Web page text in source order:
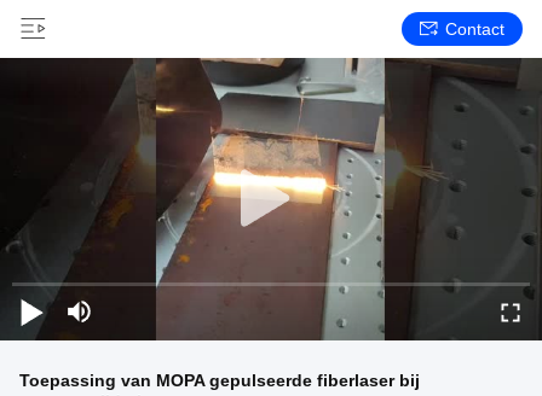
Contact
Toepassing van MOPA gepulseerde fiberlaser bij